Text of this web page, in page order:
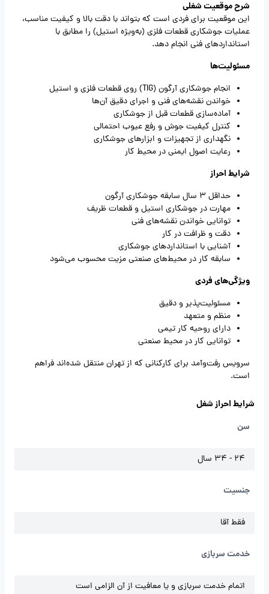
شرح موقعیت شغلی
این موقعیت برای فردی است که بتواند با دقت بالا و کیفیت مناسب،
عملیات جوشکاری قطعات فلزی (به‌ویژه استیل) را مطابق با
استانداردهای فنی انجام دهد.
مسئولیت‌ها
انجام جوشکاری آرگون (TIG) روی قطعات فلزی و استیل
خواندن نقشه‌های فنی و اجرای دقیق آن‌ها
آماده‌سازی قطعات قبل از جوشکاری
کنترل کیفیت جوش و رفع عیوب احتمالی
نگهداری از تجهیزات و ابزارهای جوشکاری
رعایت اصول ایمنی در محیط کار
شرایط احراز
حداقل 3 سال سابقه جوشکاری آرگون
مهارت در جوشکاری استیل و قطعات ظریف
توانایی خواندن نقشه‌های فنی
دقت و ظرافت در کار
آشنایی با استانداردهای جوشکاری
سابقه کار در محیط‌های صنعتی مزیت محسوب می‌شود
ویژگی‌های فردی
مسئولیت‌پذیر و دقیق
منظم و متعهد
دارای روحیه کار تیمی
توانایی کار در محیط صنعتی
سرویس رفت‌وآمد برای کارکنانی که از تهران منتقل شده‌اند فراهم
است.
شرایط احراز شغل
سن
24 - 34 سال
جنسیت
فقط آقا
خدمت سربازی
اتمام خدمت سربازی و یا معافیت از آن الزامی است